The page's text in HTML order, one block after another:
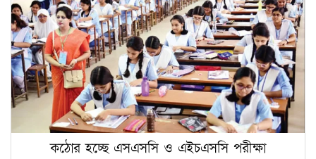
কঠোর হচ্ছে এসএসসি ও এইচএসসি পরীক্ষা